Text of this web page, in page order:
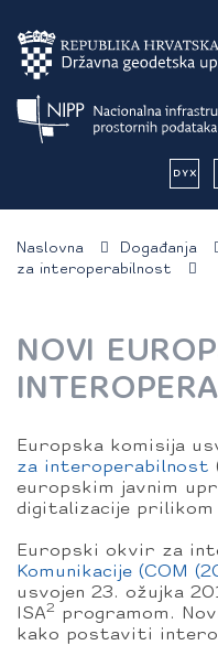
Naslovna Događanja
za interoperabilnost
NOVI
Europska komisija
za interoperabilnost
europskim javnim
digitalizacije prilikom
Europski okvir za
Komunikacije (COM
usvojen 23. ožujka
ISA2
programom.
kako postaviti